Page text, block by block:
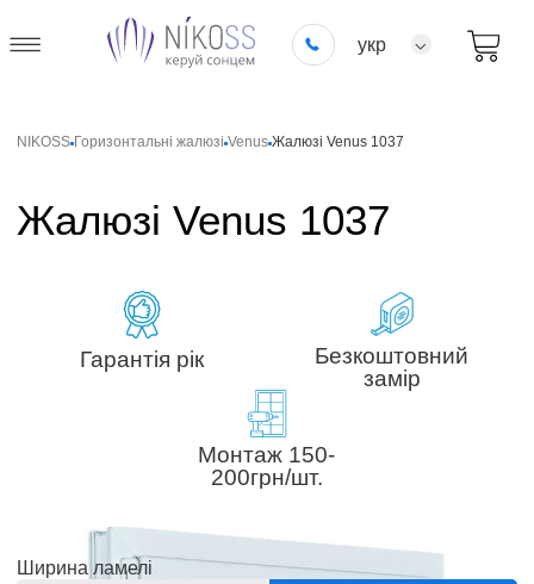
укр
NIKOSS Горизонтальні жалюзі Venus Жалюзі Venus 1037
Жалюзі Venus 1037
Гарантія рік
Безкоштовний
замір
Монтаж 150-
200грн/шт.
Ширина ламелі